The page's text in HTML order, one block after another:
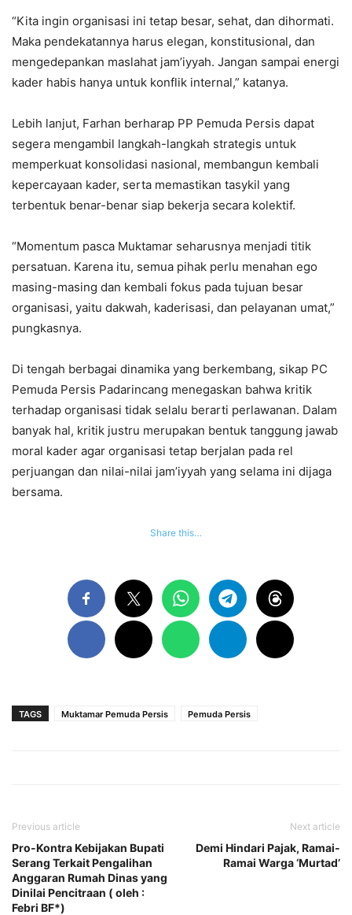
“Kita ingin organisasi ini tetap besar, sehat, dan dihormati.
Maka pendekatannya harus elegan, konstitusional, dan
mengedepankan maslahat jam’iyyah. Jangan sampai energi
kader habis hanya untuk konflik internal,” katanya.
Lebih lanjut, Farhan berharap PP Pemuda Persis dapat
segera mengambil langkah-langkah strategis untuk
memperkuat konsolidasi nasional, membangun kembali
kepercayaan kader, serta memastikan tasykil yang
terbentuk benar-benar siap bekerja secara kolektif.
“Momentum pasca Muktamar seharusnya menjadi titik
persatuan. Karena itu, semua pihak perlu menahan ego
masing-masing dan kembali fokus pada tujuan besar
organisasi, yaitu dakwah, kaderisasi, dan pelayanan umat,”
pungkasnya.
Di tengah berbagai dinamika yang berkembang, sikap PC
Pemuda Persis Padarincang menegaskan bahwa kritik
terhadap organisasi tidak selalu berarti perlawanan. Dalam
banyak hal, kritik justru merupakan bentuk tanggung jawab
moral kader agar organisasi tetap berjalan pada rel
perjuangan dan nilai-nilai jam’iyyah yang selama ini dijaga
bersama.
Share this…
TAGS Muktamar Pemuda Persis Pemuda Persis
Previous article
Pro-Kontra Kebijakan Bupati
Serang Terkait Pengalihan
Anggaran Rumah Dinas yang
Dinilai Pencitraan ( oleh :
Febri BF*)
Next article
Demi Hindari Pajak, Ramai-
Ramai Warga ‘Murtad’